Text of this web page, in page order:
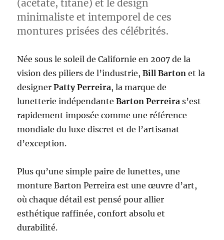
(acétate, titane) et le design
minimaliste et intemporel de ces
montures prisées des célébrités.
Née sous le soleil de Californie en 2007 de la
vision des piliers de l’industrie,Bill Barton et la
designerPatty Perreira, la marque de
lunetterie indépendanteBarton Perreira s’est
rapidement imposée comme une référence
mondiale du luxe discret et de l’artisanat
d’exception.
Plus qu’une simple paire de lunettes, une
monture Barton Perreira est une œuvre d’art,
où chaque détail est pensé pour allier
esthétique raffinée, confort absolu et
durabilité.